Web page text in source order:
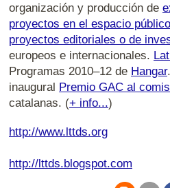
organización y producción de
proyectos en el espacio público
proyectos editoriales o de
europeos e internacionales.
Programas 2010–12 de Hangar
inaugural Premio GAC al
catalanas. (+ info...)
http://www.lttds.org
http://lttds.blogspot.com